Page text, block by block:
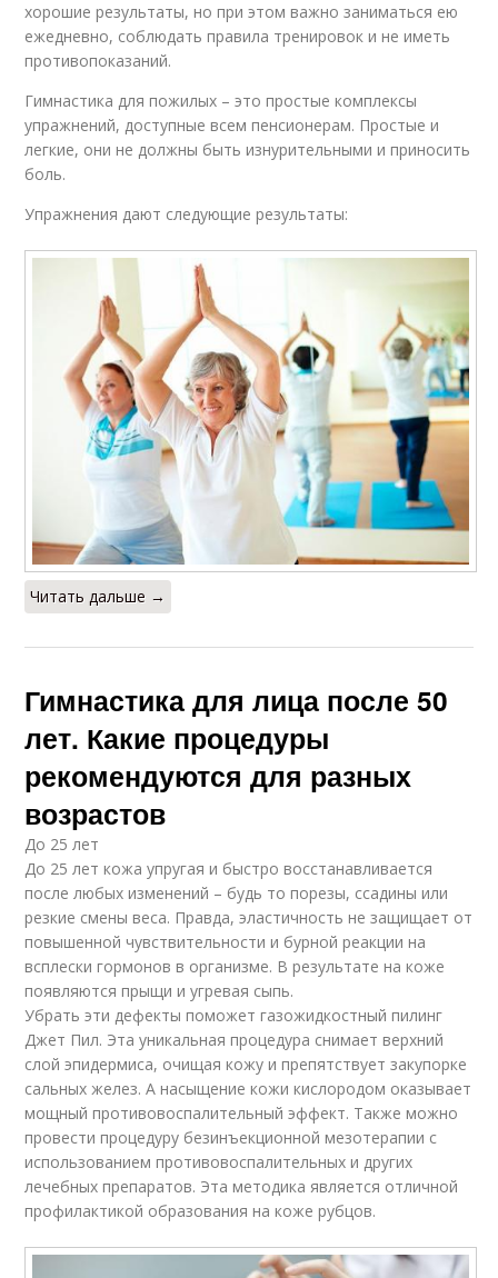
хорошие результаты, но при этом важно заниматься ею
ежедневно, соблюдать правила тренировок и не иметь
противопоказаний.
Гимнастика для пожилых – это простые комплексы
упражнений, доступные всем пенсионерам. Простые и
легкие, они не должны быть изнурительными и приносить
боль.
Упражнения дают следующие результаты:
Читать дальше →
Гимнастика для лица после 50
лет. Какие процедуры
рекомендуются для разных
возрастов
До 25 лет
До 25 лет кожа упругая и быстро восстанавливается
после любых изменений – будь то порезы, ссадины или
резкие смены веса. Правда, эластичность не защищает от
повышенной чувствительности и бурной реакции на
всплески гормонов в организме. В результате на коже
появляются прыщи и угревая сыпь.
Убрать эти дефекты поможет газожидкостный пилинг
Джет Пил. Эта уникальная процедура снимает верхний
слой эпидермиса, очищая кожу и препятствует закупорке
сальных желез. А насыщение кожи кислородом оказывает
мощный противовоспалительный эффект. Также можно
провести процедуру безинъекционной мезотерапии с
использованием противовоспалительных и других
лечебных препаратов. Эта методика является отличной
профилактикой образования на коже рубцов.